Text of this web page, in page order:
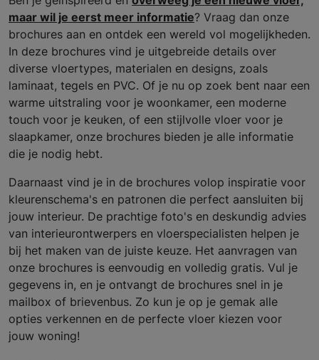
maar wil je eerst meer informatie? Vraag dan onze
brochures aan en ontdek een wereld vol mogelijkheden.
In deze brochures vind je uitgebreide details over
diverse vloertypes, materialen en designs, zoals
laminaat, tegels en PVC. Of je nu op zoek bent naar een
warme uitstraling voor je woonkamer, een moderne
touch voor je keuken, of een stijlvolle vloer voor je
slaapkamer, onze brochures bieden je alle informatie
die je nodig hebt.
Daarnaast vind je in de brochures volop inspiratie voor
kleurenschema's en patronen die perfect aansluiten bij
jouw interieur. De prachtige foto's en deskundig advies
van interieurontwerpers en vloerspecialisten helpen je
bij het maken van de juiste keuze. Het aanvragen van
onze brochures is eenvoudig en volledig gratis. Vul je
gegevens in, en je ontvangt de brochures snel in je
mailbox of brievenbus. Zo kun je op je gemak alle
opties verkennen en de perfecte vloer kiezen voor
jouw woning!